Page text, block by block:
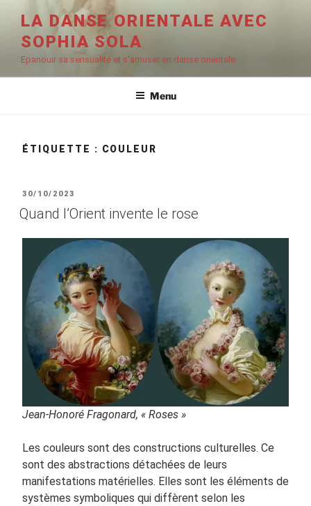
contenu
principal
LA DANSE ORIENTALE AVEC
SOPHIA SOLA
Epanouir sa sensualité et s'amuser en danse orientale
Menu
ÉTIQUETTE : COULEUR
PUBLIÉ
LE
30/10/2023
Quand l’Orient invente le rose
Jean-Honoré Fragonard, « Roses »
Les couleurs sont des constructions culturelles. Ce
sont des abstractions détachées de leurs
manifestations matérielles. Elles sont les éléments de
systèmes symboliques qui diffèrent selon les